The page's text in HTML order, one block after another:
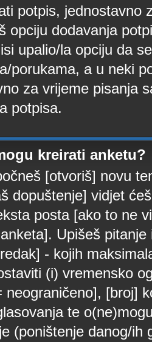
potpis, jednostavno
opciju dodavanja
upalio/la opciju da
porukama, a u neki
za vrijeme pisanja
potpisa.
kreirati anketu?
[otvoriš] novu
dopuštenje] vidjet
posta [ako to ne
Upišeš
- kojih
(i) vremensko
neograničeno], [broj]
te
(poništenje danog/ih